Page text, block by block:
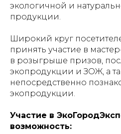
экологичной и
продукции.
Широкий круг
принять участие в
в розыгрыше призов,
экопродукции и ЗОЖ, а
непосредственно
экопродукции.
Участие в
возможность: